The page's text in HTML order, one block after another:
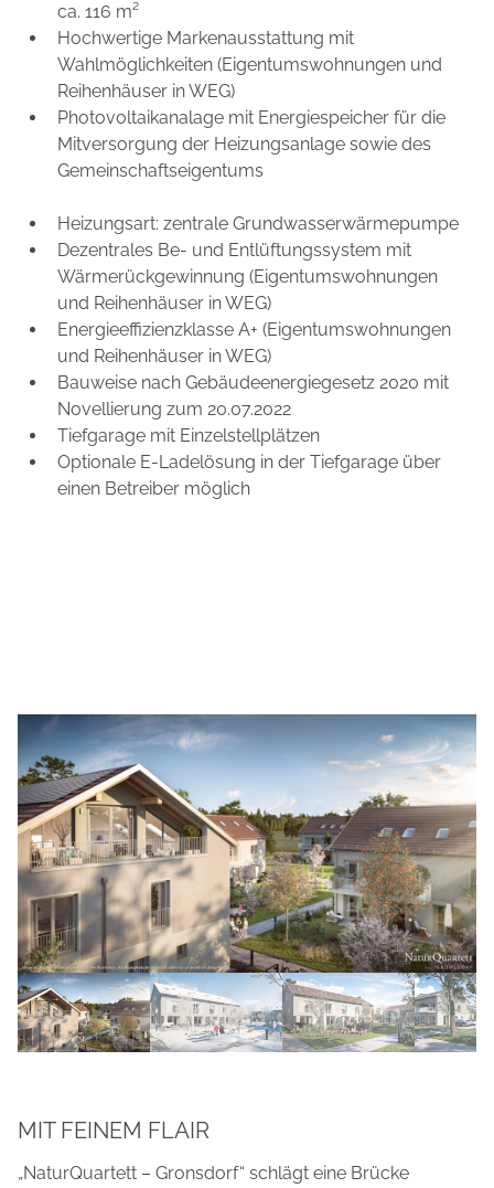
ca. 116 m²
Hochwertige Markenausstattung mit
Wahlmöglichkeiten (Eigentumswohnungen und
Reihenhäuser in WEG)
Photovoltaikanalage mit Energiespeicher für die
Mitversorgung der Heizungsanlage sowie des
Gemeinschaftseigentums
Heizungsart: zentrale Grundwasserwärmepumpe
Dezentrales Be- und Entlüftungssystem mit
Wärmerückgewinnung (Eigentumswohnungen
und Reihenhäuser in WEG)
Energieeffizienzklasse A+ (Eigentumswohnungen
und Reihenhäuser in WEG)
Bauweise nach Gebäudeenergiegesetz 2020 mit
Novellierung zum 20.07.2022
Tiefgarage mit Einzelstellplätzen
Optionale E-Ladelösung in der Tiefgarage über
einen Betreiber möglich
MIT FEINEM FLAIR
„NaturQuartett – Gronsdorf“ schlägt eine Brücke